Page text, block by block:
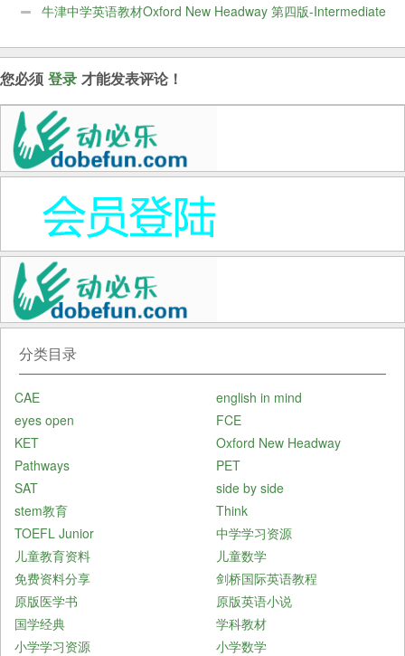
牛津中学英语教材Oxford New Headway 第四版-Intermediate
您必须 登录 才能发表评论！
分类目录
CAE
english in mind
eyes open
FCE
KET
Oxford New Headway
Pathways
PET
SAT
side by side
stem教育
Think
TOEFL Junior
中学学习资源
儿童教育资料
儿童数学
免费资料分享
剑桥国际英语教程
原版医学书
原版英语小说
国学经典
学科教材
小学学习资源
小学数学